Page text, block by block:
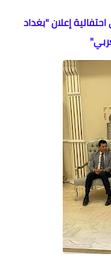
إعلان "بغداد